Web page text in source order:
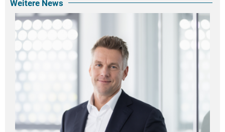
Weitere News